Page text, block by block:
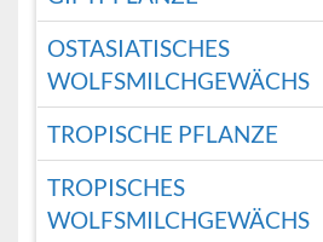
OSTASIATISCHES
WOLFSMILCHGEWÄCHS
TROPISCHE PFLANZE
TROPISCHES
WOLFSMILCHGEWÄCHS